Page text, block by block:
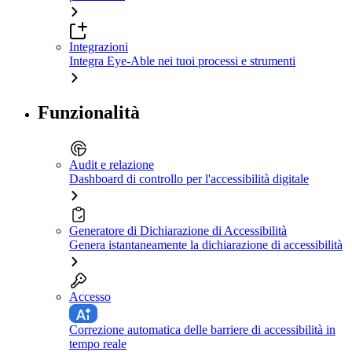
Integrazioni
Integra Eye-Able nei tuoi processi e strumenti
Funzionalità
Audit e relazione
Dashboard di controllo per l'accessibilità digitale
Generatore di Dichiarazione di Accessibilità
Genera istantaneamente la dichiarazione di accessibilità
Accesso
Correzione automatica delle barriere di accessibilità in
tempo reale